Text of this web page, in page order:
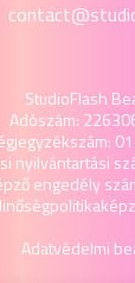
StudioFlash
Adószám:
nyilvántartási
engedély
Adatvédelmi